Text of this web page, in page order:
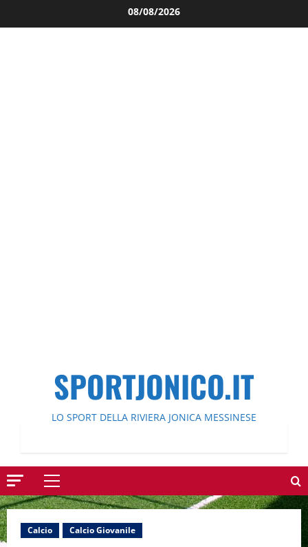
al
08/08/2026
SPORTJONICO.IT
LO SPORT DELLA RIVIERA JONICA MESSINESE
Menu
principale
Calcio Calcio Giovanile